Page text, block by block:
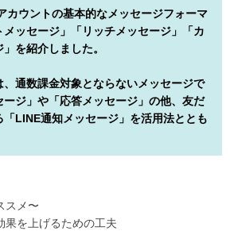
カウントの基本的なメッセージフォーマ
メッセージ」「リッチメッセージ」「カ
を紹介しました。
通数課金対象とならないメッセージで
ジ」や「応答メッセージ」の他、友だ
LINE通知メッセージ」を活用法ととも
スメ〜
果を上げるための工夫